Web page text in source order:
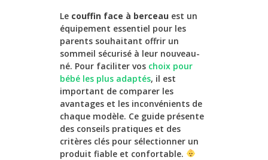
Le couffin face à berceau est un
équipement essentiel pour les
parents souhaitant offrir un
sommeil sécurisé à leur nouveau-
né. Pour faciliter vos choix pour
bébé les plus adaptés, il est
important de comparer les
avantages et les inconvénients de
chaque modèle. Ce guide présente
des conseils pratiques et des
critères clés pour sélectionner un
produit fiable et confortable.